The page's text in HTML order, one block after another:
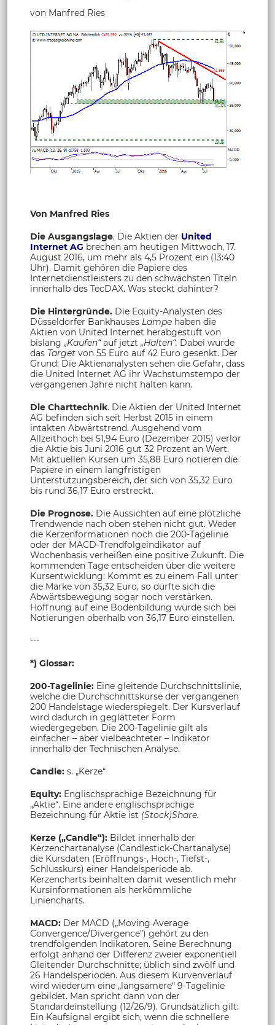
von Manfred Ries
Von Manfred Ries
Die Ausgangslage. Die Aktien der United
Internet AG brechen am heutigen Mittwoch, 17.
August 2016, um mehr als 4,5 Prozent ein (13:40
Uhr). Damit gehören die Papiere des
Internetdienstleisters zu den schwächsten Titeln
innerhalb des TecDAX. Was steckt dahinter?
Die Hintergründe. Die Equity-Analysten des
Düsseldorfer Bankhauses Lampe haben die
Aktien von United Internet herabgestuft von
bislang „Kaufen“auf jetzt „Halten“. Dabei wurde
das Target von 55 Euro auf 42 Euro gesenkt. Der
Grund: Die Aktienanalysten sehen die Gefahr, dass
die United Internet AG ihr Wachstumstempo der
vergangenen Jahre nicht halten kann.
Die Charttechnik. Die Aktien der United Internet
AG befinden sich seit Herbst 2015 in einem
intakten Abwärtstrend. Ausgehend vom
Allzeithoch bei 51,94 Euro (Dezember 2015) verlor
die Aktie bis Juni 2016 gut 32 Prozent an Wert.
Mit aktuellen Kursen um 35,88 Euro notieren die
Papiere in einem langfristigen
Unterstützungsbereich, der sich von 35,32 Euro
bis rund 36,17 Euro erstreckt.
Die Prognose. Die Aussichten auf eine plötzliche
Trendwende nach oben stehen nicht gut. Weder
die Kerzenformationen noch die 200-Tagelinie
oder der MACD-Trendfolgeindikator auf
Wochenbasis verheißen eine positive Zukunft. Die
kommenden Tage entscheiden über die weitere
Kursentwicklung: Kommt es zu einem Fall unter
die Marke von 35,32 Euro, so dürfte sich die
Abwärtsbewegung sogar noch verstärken.
Hoffnung auf eine Bodenbildung würde sich bei
Notierungen oberhalb von 36,17 Euro einstellen.
---
*) Glossar:
200-Tagelinie: Eine gleitende Durchschnittslinie,
welche die Durchschnittskurse der vergangenen
200 Handelstage wiederspiegelt. Der Kursverlauf
wird dadurch in geglätteter Form
wiedergegeben. Die 200-Tagelinie gilt als
einfacher – aber vielbeachteter – Indikator
innerhalb der Technischen Analyse.
Candle: s. „Kerze“
Equity: Englischsprachige Bezeichnung für
„Aktie“. Eine andere englischsprachige
Bezeichnung für Aktie ist (Stock)Share.
Kerze („Candle“): Bildet innerhalb der
Kerzenchartanalyse (Candlestick-Chartanalyse)
die Kursdaten (Eröffnungs-, Hoch-, Tiefst-,
Schlusskurs) einer Handelsperiode ab.
Kerzencharts beinhalten damit wesentlich mehr
Kursinformationen als herkömmliche
Liniencharts.
MACD: Der MACD („Moving Average
Convergence/Divergence”) gehört zu den
trendfolgenden Indikatoren. Seine Berechnung
erfolgt anhand der Differenz zweier exponentiell
Gleitender Durchschnitte; üblich sind zwölf und
26 Handelsperioden. Aus diesem Kurvenverlauf
wird wiederum eine „langsamere“ 9-Tagelinie
gebildet. Man spricht dann von der
Standardeinstellung (12/26/9). Grundsätzlich gilt:
Ein Kaufsignal ergibt sich, wenn die schnellere